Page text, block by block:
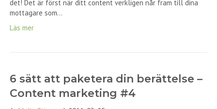
det! Det är först när ditt content verkligen når fram till dina
mottagare som…
Läs mer
6 sätt att paketera din berättelse –
Content marketing #4